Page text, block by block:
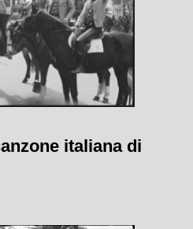
italiana di